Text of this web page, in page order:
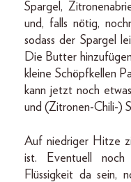
Spargel,
und, falls nötig,
sodass der Spargel
Die Butter
kleine Schöpfkellen
kann jetzt noch
und (Zitronen-Chili-)
Auf niedriger Hitze
ist. Eventuell noch
Flüssigkeit da sein,